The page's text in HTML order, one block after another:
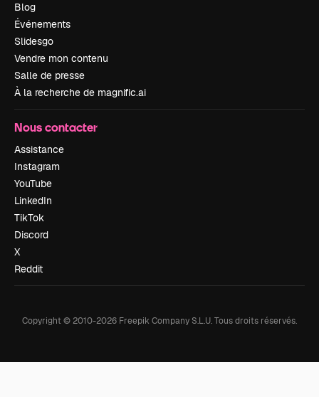
Blog
Événements
Slidesgo
Vendre mon contenu
Salle de presse
À la recherche de magnific.ai
Nous contacter
Assistance
Instagram
YouTube
LinkedIn
TikTok
Discord
X
Reddit
Copyright © 2010-2026 Freepik Company S.L.U.Tous droits réservés.